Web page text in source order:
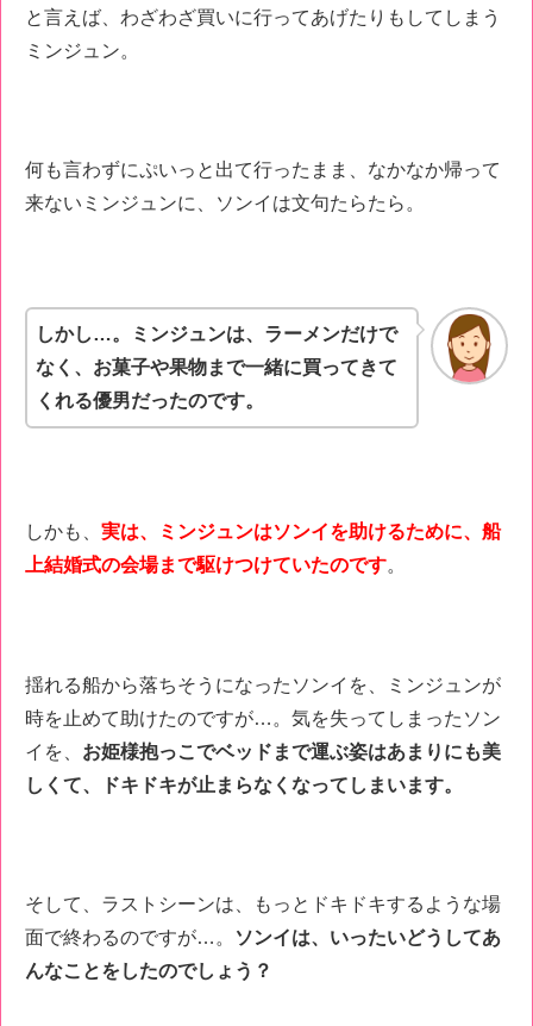
と言えば、わざわざ買いに行ってあげたりもしてしまう
ミンジュン。
何も言わずにぷいっと出て行ったまま、なかなか帰って
来ないミンジュンに、ソンイは文句たらたら。
しかし…。ミンジュンは、ラーメンだけで
なく、お菓子や果物まで一緒に買ってきて
くれる優男だったのです。
しかも、 実は、ミンジュンはソンイを助けるために、船
上結婚式の会場まで駆けつけていたのです。
揺れる船から落ちそうになったソンイを、ミンジュンが
時を止めて助けたのですが…。気を失ってしまったソン
イを、 お姫様抱っこでベッドまで運ぶ姿はあまりにも美
しくて、ドキドキが止まらなくなってしまいます。
そして、ラストシーンは、もっとドキドキするような場
面で終わるのですが…。
ソンイは、いったいどうしてあ
んなことをしたのでしょう？